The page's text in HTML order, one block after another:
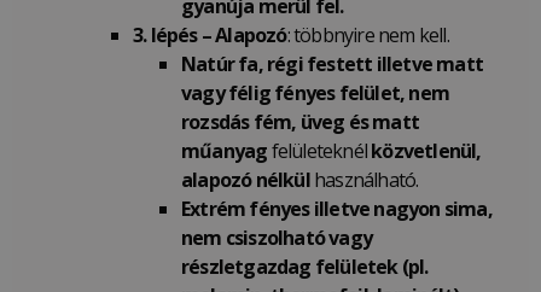
gyanúja merül fel.
3. lépés – Alapozó: többnyire nem kell.
Natúr fa, régi festett illetve matt
vagy félig fényes felület, nem
rozsdás fém, üveg és matt
műanyagfelületeknélközvetlenül,
alapozó nélkülhasználható.
Extrém fényes illetve nagyon sima,
nem csiszolható vagy
részletgazdag felületek (pl.